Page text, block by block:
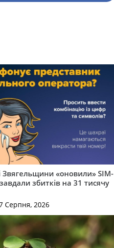
Звягельщини «оновили» SIM-
збитків на 31 тисячу
Серпня, 2026